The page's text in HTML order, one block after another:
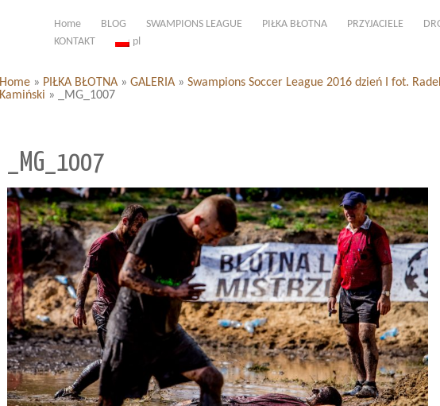
Home BLOG SWAMPIONS LEAGUE PIŁKA BŁOTNA PRZYJACIELE
KONTAKT
pl
Home » PIŁKA BŁOTNA » GALERIA » Swampions Soccer League 2016 dzień I fot.
Kamiński » _MG_1007
_MG_1007